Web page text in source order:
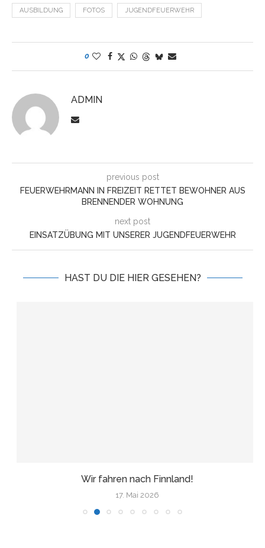
AUSBILDUNG FOTOS JUGENDFEUERWEHR
0
ADMIN
previous post
FEUERWEHRMANN IN FREIZEIT RETTET BEWOHNER AUS
BRENNENDER WOHNUNG
next post
EINSATZÜBUNG MIT UNSERER JUGENDFEUERWEHR
HAST DU DIE HIER GESEHEN?
Wir fahren nach Finnland!
17. Mai 2026